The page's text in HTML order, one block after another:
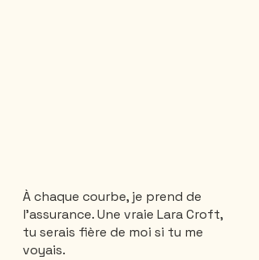
À chaque courbe, je prend de
l’assurance. Une vraie Lara Croft,
tu serais fière de moi si tu me
voyais.